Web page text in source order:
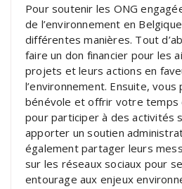
Pour soutenir les ONG
de l’environnement en
différentes manières. Tout
faire un don financier pour les
projets et leurs actions en
l’environnement. Ensuite,
bénévole et offrir votre temps
pour participer à des activités
apporter un soutien
également partager leurs
sur les réseaux sociaux pour
entourage aux enjeux